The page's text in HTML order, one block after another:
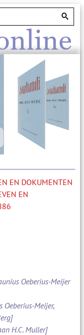
EN DOKUMENTEN
EN
Oeberius-Meijer
Oeberius-Meijer,
H.C. Muller]